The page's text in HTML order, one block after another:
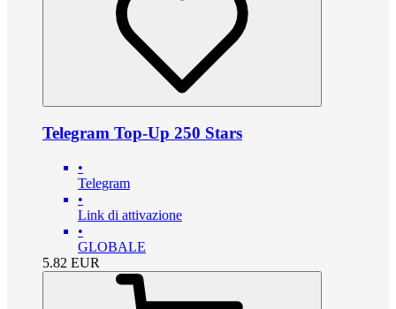
Telegram Top-Up 250 Stars
•
Telegram
•
Link di attivazione
•
GLOBALE
5.82 EUR